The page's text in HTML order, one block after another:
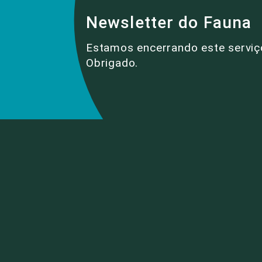
Newsletter do Fauna
Estamos encerrando este
Obrigado.